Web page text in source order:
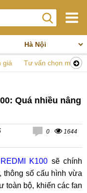
giá Tư vấn chọn mua
Quá nhiều nâng
0 1644
REDMI K100 sẽ chính
thông số cấu hình vừa
toàn bộ, khiến các fan